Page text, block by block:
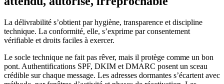
La délivrabilité s’obtient par hygiène, transparence et discipline
technique. La conformité, elle, s’exprime par consentement
vérifiable et droits faciles à exercer.
Le socle technique ne fait pas rêver, mais il protège comme un bon
pont. Authentifications SPF, DKIM et DMARC posent un sceau
crédible sur chaque message. Les adresses dormantes s’écartent avec